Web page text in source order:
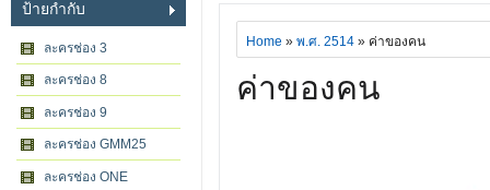
ป้ายกำกับ
ละครช่อง 3
ละครช่อง 8
ละครช่อง 9
ละครช่อง GMM25
ละครช่อง ONE
Home » พ.ศ. 2514 » ค่าของคน
ค่าของคน